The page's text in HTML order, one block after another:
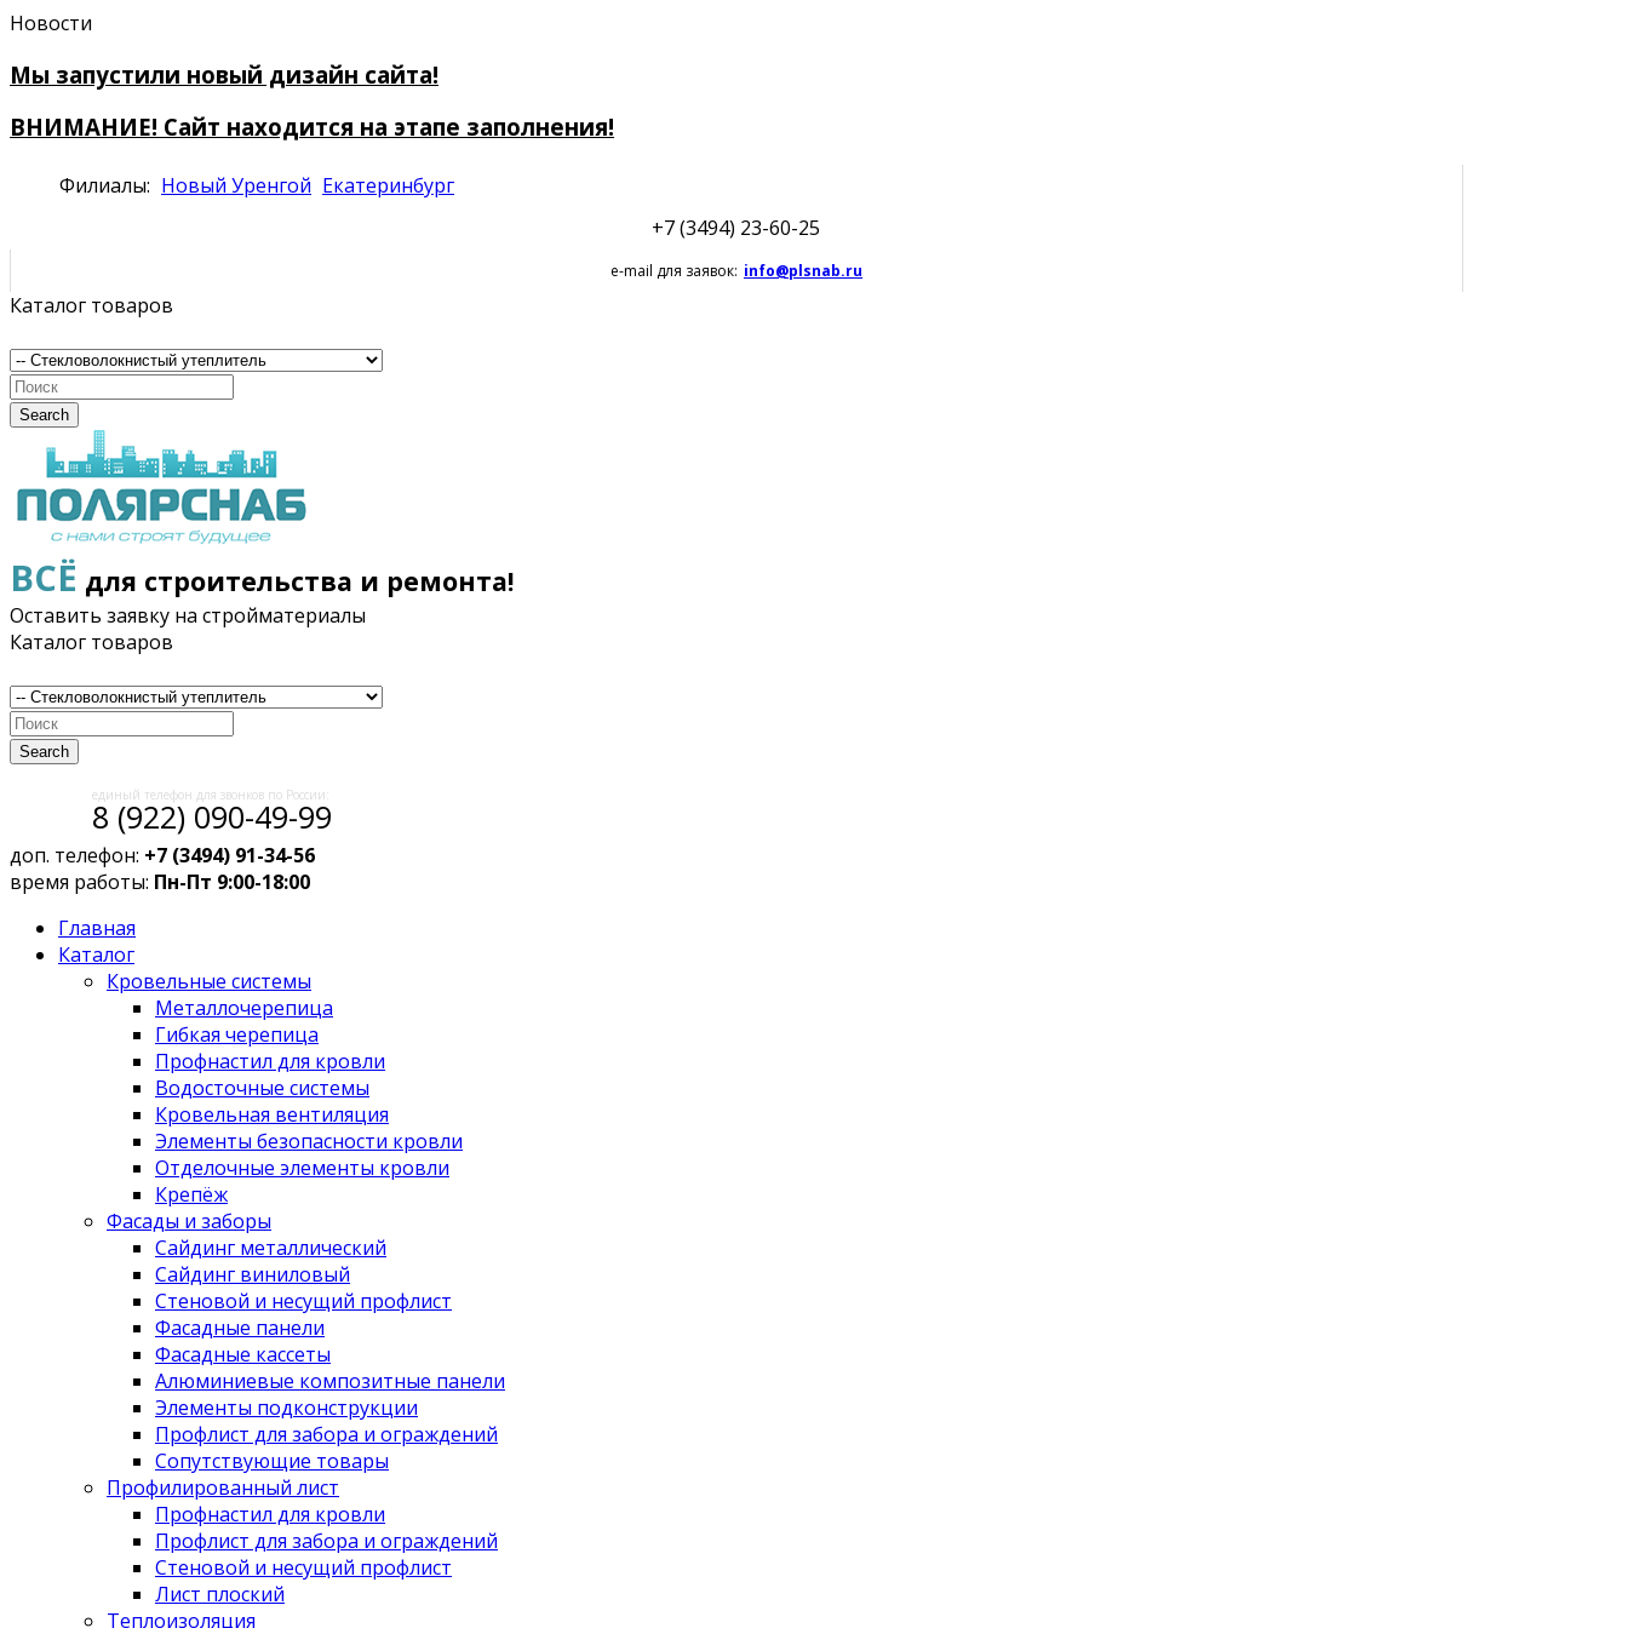
Новости
Мы запустили новый дизайн сайта!
ВНИМАНИЕ! Сайт находится на этапе заполнения!
Филиалы: Новый Уренгой Екатеринбург
+7 (3494) 23-60-25
e-mail для заявок: info@plsnab.ru
Каталог товаров
Search
ВСЁ для строительства и ремонта!
Оставить заявку на стройматериалы
Каталог товаров
Search
единый телефон для звонков по России:
8 (922) 090-49-99
доп. телефон: +7 (3494) 91-34-56
время работы: Пн-Пт 9:00-18:00
Главная
Каталог
Кровельные системы
Металлочерепица
Гибкая черепица
Профнастил для кровли
Водосточные системы
Кровельная вентиляция
Элементы безопасности кровли
Отделочные элементы кровли
Крепёж
Фасады и заборы
Сайдинг металлический
Сайдинг виниловый
Стеновой и несущий профлист
Фасадные панели
Фасадные кассеты
Алюминиевые композитные панели
Элементы подконструкции
Профлист для забора и ограждений
Сопутствующие товары
Профилированный лист
Профнастил для кровли
Профлист для забора и ограждений
Стеновой и несущий профлист
Лист плоский
Теплоизоляция